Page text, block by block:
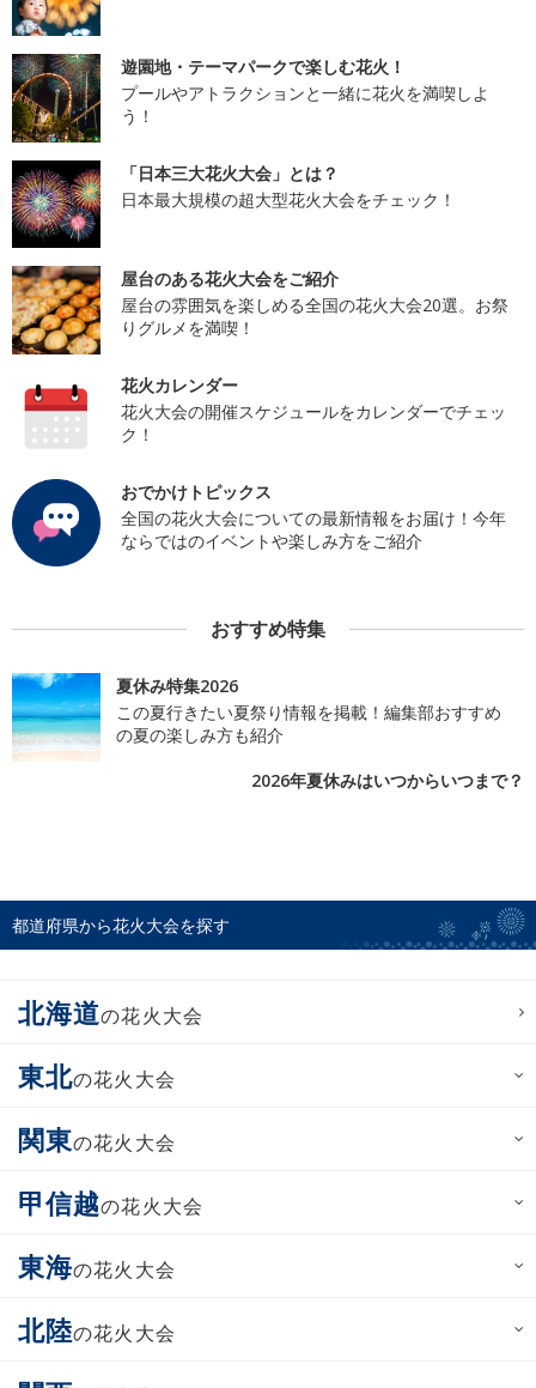
遊園地・テーマパークで楽しむ花火！
プールやアトラクションと一緒に花火を満喫しよ
う！
「日本三大花火大会」とは？
日本最大規模の超大型花火大会をチェック！
屋台のある花火大会をご紹介
屋台の雰囲気を楽しめる全国の花火大会20選。お祭
りグルメを満喫！
花火カレンダー
花火大会の開催スケジュールをカレンダーでチェッ
ク！
おでかけトピックス
全国の花火大会についての最新情報をお届け！今年
ならではのイベントや楽しみ方をご紹介
おすすめ特集
夏休み特集2026
この夏行きたい夏祭り情報を掲載！編集部おすすめ
の夏の楽しみ方も紹介
2026年夏休みはいつからいつまで？
都道府県から花火大会を探す
北海道の花火大会
東北の花火大会
関東の花火大会
甲信越の花火大会
東海の花火大会
北陸の花火大会